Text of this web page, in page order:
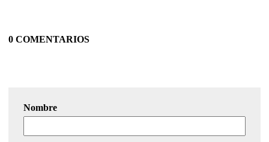
0 COMENTARIOS
Nombre